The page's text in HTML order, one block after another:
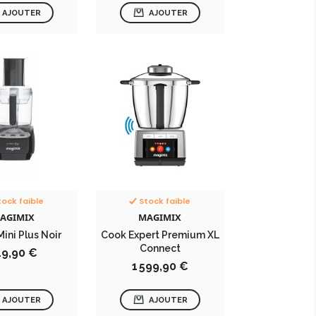
AJOUTER AJOUTER
faible
Plus Noir
€
AJOUTER
Stock faible
MAGIMIX
Cook Expert Premium XL
Connect
Prix
1 599,90 €
AJOUTER